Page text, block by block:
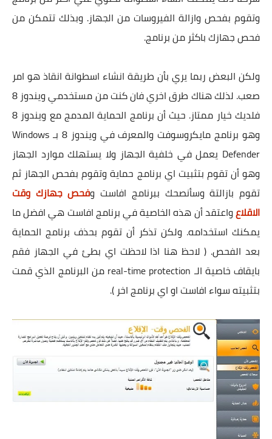
وتقوم بفحص وازالة الفيروسات من الجهاز. وبذلك تتمكن من
فحص جهازك باكثر من برنامج.
ولكن البعض ربما يري بأن طريقة انشاء اسطوانة انقاذ هو امر
صعب. لذلك هناك طرق اخري فان كنت من مستخدمي ويندوز 8
فلديك خيار ممتاز. حيث أن برنامج الحماية المدمج مع ويندوز 8
وهو برنامج مايكروسوفت والمعرف في ويندوز 8 بـ Windows
Defender يعمل في خلفية الجهاز ولا يستهلك موارد الجهاز
وهو أن تقوم بتثبيت اي برنامج حماية وتقوم بفحص الجهاز ثم
تقوم بازالتة وسأنصحك ببرنامج افاست وفحص جهازك وقت
الاقلاعواعتقد أن هذه الخاصية في برنامج افاست هي افضل ما
يمكنك استخدامه. ولكن تذكر أن تقوم بحذف برنامج الحماية
بعد الفحص. ( لاحظ هنا اذا لاحظت اي بطئ في الجهاز فقم
بايقاف خاصية الـ real-time protection من البرنامج الذي قمت
بتثبيته سواء افاست او اي برنامج اخر ).